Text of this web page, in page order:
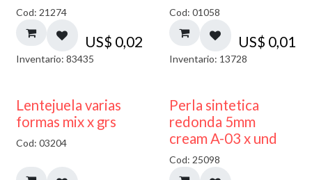
Cod: 21274
US$ 0,02
Inventario: 83435
Cod: 01058
US$ 0,01
Inventario: 13728
Lentejuela varias
formas mix x grs
Cod: 03204
Perla sintetica
redonda 5mm
cream A-03 x und
Cod: 25098